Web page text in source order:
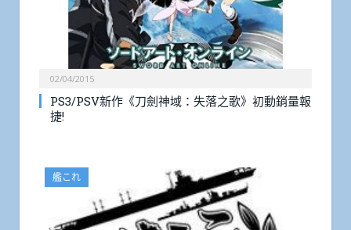
02/04/2015
PS3/PSV新作《刀劍神域：失落之歌》初動銷量報
捷!
艦これ